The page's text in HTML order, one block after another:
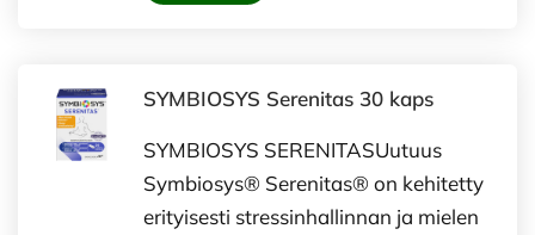
SYMBIOSYS Serenitas 30 kaps
SYMBIOSYS SERENITASUutuus
Symbiosys® Serenitas® on kehitetty
erityisesti stressinhallinnan ja mielen